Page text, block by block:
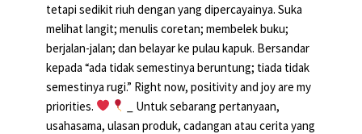
tetapi sedikit riuh dengan yang dipercayainya. Suka
melihat langit; menulis coretan; membelek buku;
berjalan-jalan; dan belayar ke pulau kapuk. Bersandar
kepada “ada tidak semestinya beruntung; tiada tidak
semestinya rugi.” Right now, positivity and joy are my
priorities.
_ Untuk sebarang pertanyaan,
usahasama, ulasan produk, cadangan atau cerita yang